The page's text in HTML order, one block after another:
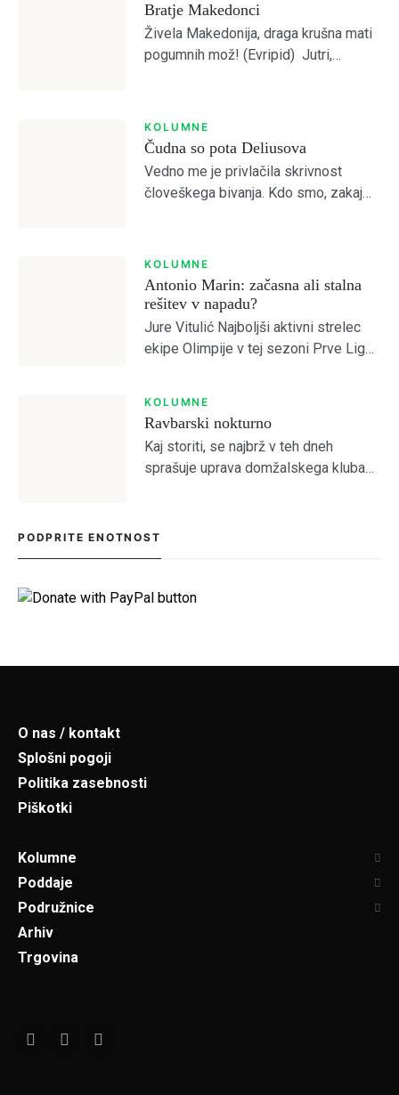
Bratje Makedonci
Živela Makedonija, draga krušna mati
pogumnih mož! (Evripid) Jutri,
Makedonskega etnografskega
muzeja, ki jih bo moral nekdo plačati.
(Lidija Dimovska) […]
KOLUMNE
Čudna so pota Deliusova
Vedno me je privlačila skrivnost
človeškega bivanja. Kdo smo, zakaj
religioznih in filozofskih šol, da bi
odprl vrata brez vrat. […]
KOLUMNE
Antonio Marin: začasna ali stalna
rešitev v napadu?
Jure Vitulić Najboljši aktivni strelec
ekipe Olimpije v tej sezoni Prve Lige
KOLUMNE
Ravbarski nokturno
Kaj storiti, se najbrž v teh dneh
sprašuje uprava domžalskega kluba
zelo zanima tamkajšnje sicer
PODPRITE ENOTNOST
O nas / kontakt
Splošni pogoji
Politika zasebnosti
Piškotki
Kolumne
Poddaje
Podružnice
Arhiv
Trgovina
SIGN IN
Tole je kratek pozdrav